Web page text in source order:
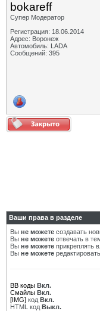
bokareff
Супер Модератор
Регистрация: 18.06.2014
Адрес: Воронеж
Автомобиль: LADA
Сообщений: 395
Ваши права в разделе
Вы не можете создавать
Вы не можете отвечать в
Вы не можете прикреплять
Вы не можете
BB коды Вкл.
Смайлы Вкл.
[IMG] код Вкл.
HTML код Выкл.